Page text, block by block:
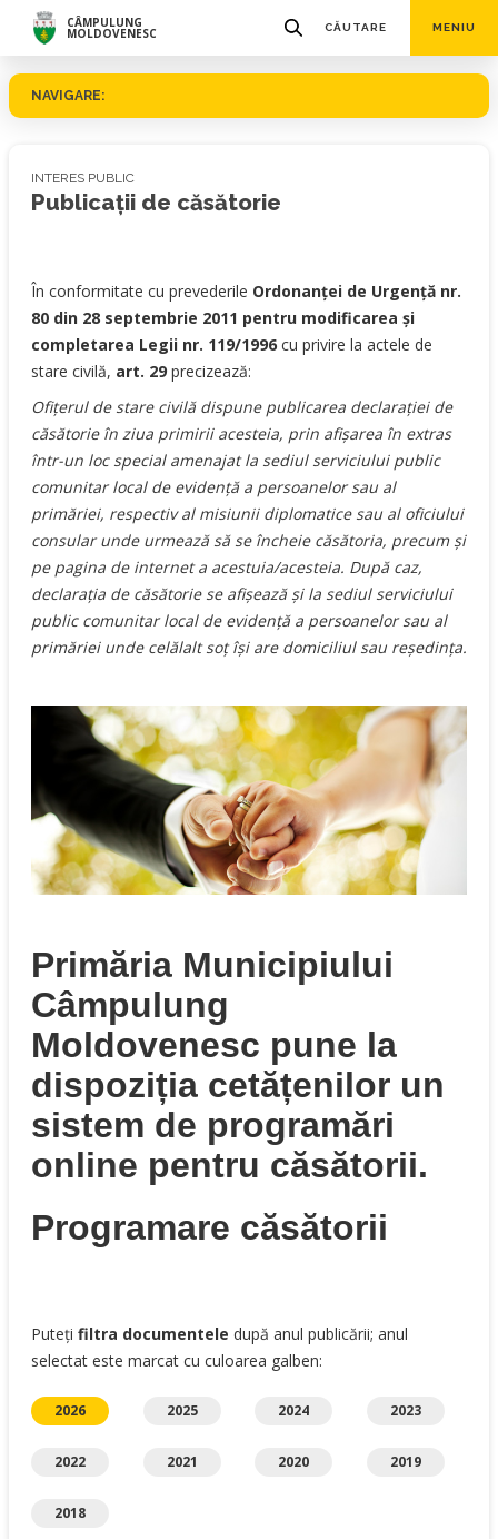
CÂMPULUNG
MOLDOVENESC CĂUTARE MENIU
NAVIGARE:
INTERES PUBLIC
Publicații de căsătorie
În conformitate cu prevederile Ordonanţei de Urgenţă nr.
80 din 28 septembrie 2011 pentru modificarea şi
completarea Legii nr. 119/1996 cu privire la actele de
stare civilă, art. 29 precizează:
Ofiţerul de stare civilă dispune publicarea declaraţiei de
căsătorie în ziua primirii acesteia, prin afişarea în extras
într-un loc special amenajat la sediul serviciului public
comunitar local de evidenţă a persoanelor sau al
primăriei, respectiv al misiunii diplomatice sau al oficiului
consular unde urmează să se încheie căsătoria, precum şi
pe pagina de internet a acestuia/acesteia. După caz,
declaraţia de căsătorie se afişează şi la sediul serviciului
public comunitar local de evidenţă a persoanelor sau al
primăriei unde celălalt soţ îşi are domiciliul sau reşedinţa.
Primăria Municipiului
Câmpulung
Moldovenesc pune la
dispoziția cetățenilor un
sistem de programări
online pentru căsătorii.
Programare căsătorii
Puteți filtra documentele după anul publicării; anul
selectat este marcat cu culoarea galben:
2026 2025 2024 2023
2022 2021 2020 2019
2018